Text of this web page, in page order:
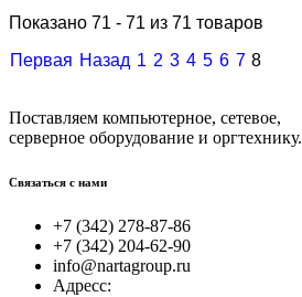
Показано 71 - 71 из 71 товаров
Первая Назад 1 2 3 4 5 6 7 8
Поставляем компьютерное, сетевое,
серверное оборудование и оргтехнику.
Связаться с нами
+7 (342) 278-87-86
+7 (342) 204-62-90
info@nartagroup.ru
Адресс: